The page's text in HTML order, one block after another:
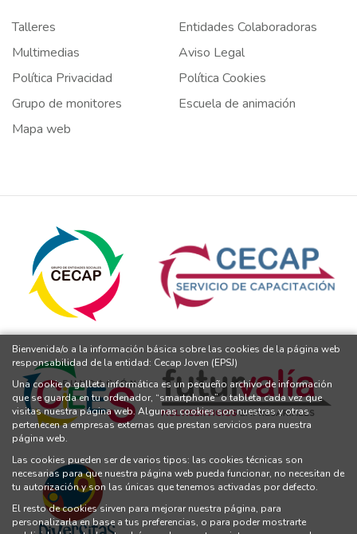
Talleres
Entidades Colaboradoras
Multimedias
Aviso Legal
Política Privacidad
Política Cookies
Grupo de monitores
Escuela de animación
Mapa web
Bienvenida/o a la información básica sobre las cookies de la página web
responsabilidad de la entidad: Cecap Joven (EPSJ)
Una cookie o galleta informática es un pequeño archivo de información
que se guarda en tu ordenador, “smartphone” o tableta cada vez que
visitas nuestra página web. Algunas cookies son nuestras y otras
pertenecen a empresas externas que prestan servicios para nuestra
página web.
Las cookies pueden ser de varios tipos: las cookies técnicas son
necesarias para que nuestra página web pueda funcionar, no necesitan de
tu autorización y son las únicas que tenemos activadas por defecto.
El resto de cookies sirven para mejorar nuestra página, para
personalizarla en base a tus preferencias, o para poder mostrarte